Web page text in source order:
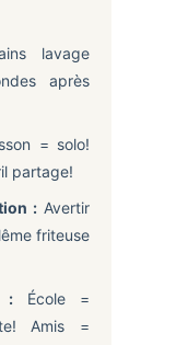
lavage
après
= solo!
partage!
:Avertir
friteuse
: École =
Amis =